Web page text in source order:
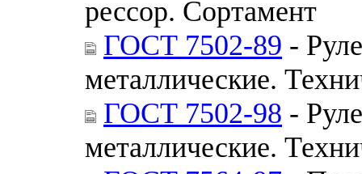
рессор. Сортамент
ГОСТ 7502-89 -
металлические.
ГОСТ 7502-98 -
металлические.